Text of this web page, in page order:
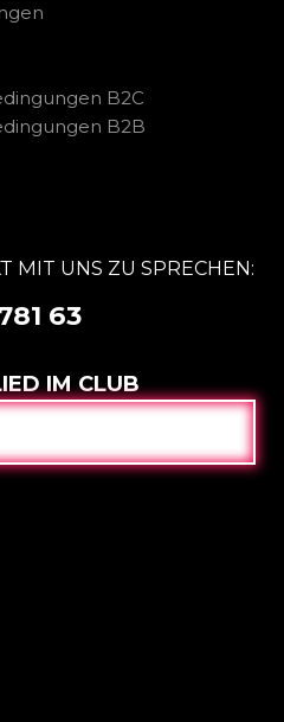
B2C
B2B
MIT UNS ZU SPRECHEN:
63
IM CLUB